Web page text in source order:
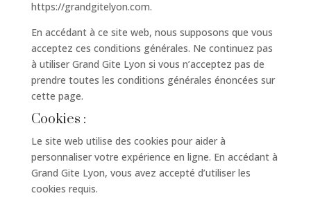
https://grandgitelyon.com.
En accédant à ce site web, nous supposons que vous
acceptez ces conditions générales. Ne continuez pas
à utiliser Grand Gite Lyon si vous n’acceptez pas de
prendre toutes les conditions générales énoncées sur
cette page.
Cookies :
Le site web utilise des cookies pour aider à
personnaliser votre expérience en ligne. En accédant à
Grand Gite Lyon, vous avez accepté d’utiliser les
cookies requis.